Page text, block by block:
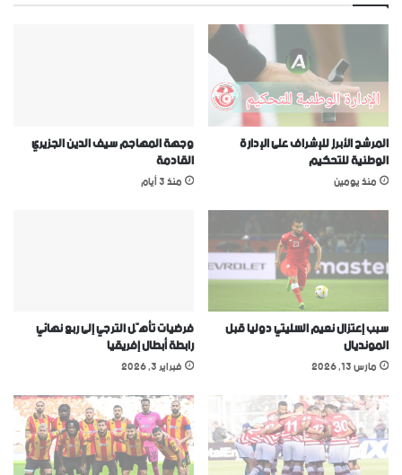
المرشح الأبرز للإشراف على الإدارة
الوطنية للتحكيم
منذ يومين
وجهة المهاجم سيف الدين الجزيري
القادمة
منذ 3 أيام
سبب إعتزال نعيم السليتي دوليا قبل
المونديال
مارس 13, 2026
فرضيات تأهّل الترجي إلى ربع نهائي
رابطة أبطال إفريقيا
فبراير 3, 2026